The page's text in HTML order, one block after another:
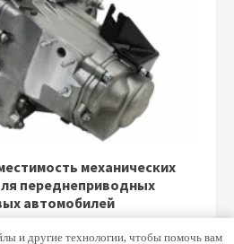
механических
переднеприводных
автомобилей
и другие технологии, чтобы помочь вам